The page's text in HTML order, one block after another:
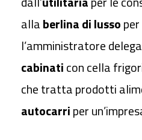
allaberlina di lusso
l’amministratore
cabinaticon cella
che tratta prodotti
autocarriper